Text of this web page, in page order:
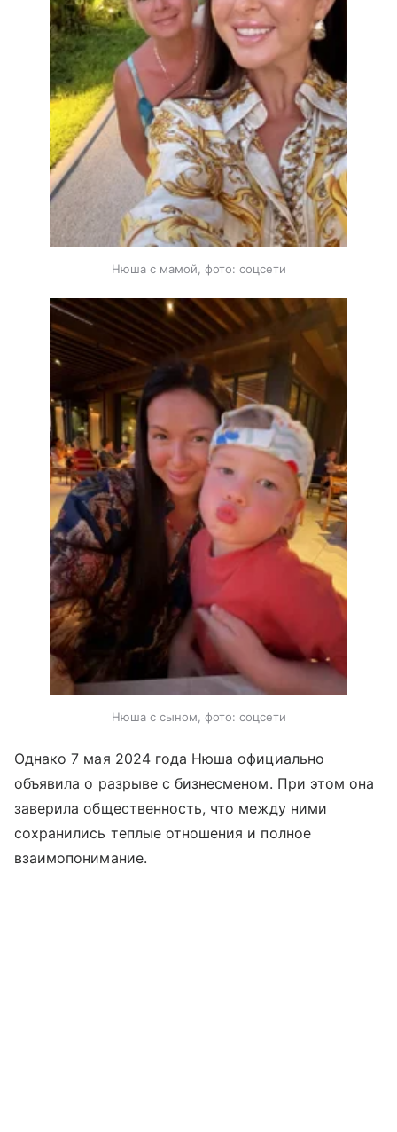
Нюша с мамой, фото: соцсети
Нюша с сыном, фото: соцсети
Однако 7 мая 2024 года Нюша официально
объявила о разрыве с бизнесменом. При этом она
заверила общественность, что между ними
сохранились теплые отношения и полное
взаимопонимание.